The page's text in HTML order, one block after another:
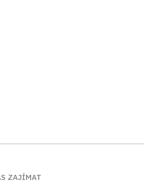
ZAJÍMAT